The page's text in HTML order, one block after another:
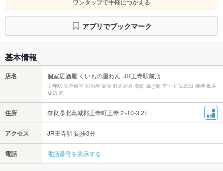
ワンタップで手軽につかえる
アプリでブックマーク
基本情報
店名 個室居酒屋 くいもの屋わん JR王寺駅前店
王寺駅 完全個室 居酒屋 宴会 歓送迎会 海鮮 焼き鳥 デート 記念日 接待 飲み
放題 肉
住所 奈良県北葛城郡王寺町王寺２-10-3 2F
アクセス JR王寺駅 徒歩3分
電話 電話番号を表示する